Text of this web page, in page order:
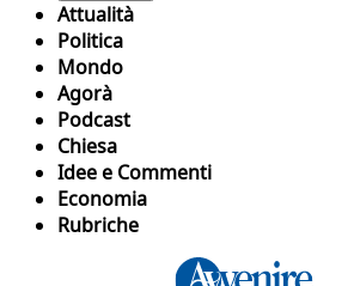
Attualità
Politica
Mondo
Agorà
Podcast
Chiesa
Idee e Commenti
Economia
Rubriche